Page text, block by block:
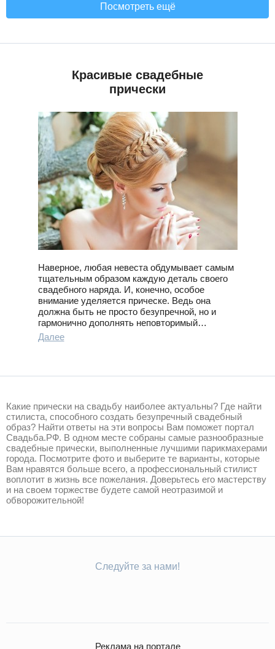
Посмотреть ещё
Красивые свадебные
прически
Наверное, любая невеста обдумывает самым
тщательным образом каждую деталь своего
свадебного наряда. И, конечно, особое
внимание уделяется прическе. Ведь она
должна быть не просто безупречной, но и
гармонично дополнять неповторимый…
Далее
Какие прически на свадьбу наиболее актуальны? Где найти
стилиста, способного создать безупречный свадебный
образ? Найти ответы на эти вопросы Вам поможет портал
Свадьба.РФ. В одном месте собраны самые разнообразные
свадебные прически, выполненные лучшими парикмахерами
города. Посмотрите фото и выберите те варианты, которые
Вам нравятся больше всего, а профессиональный стилист
воплотит в жизнь все пожелания. Доверьтесь его мастерству
и на своем торжестве будете самой неотразимой и
обворожительной!
Следуйте за нами!
Реклама на портале